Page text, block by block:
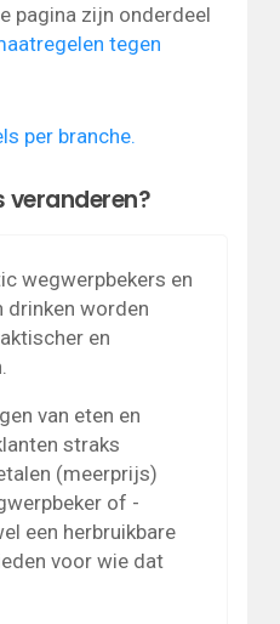
pagina zijn onderdeel
tegen
per branche.
veranderen?
wegwerpbekers en
drinken worden
en
van eten en
straks
(meerprijs)
of -
een herbruikbare
voor wie dat